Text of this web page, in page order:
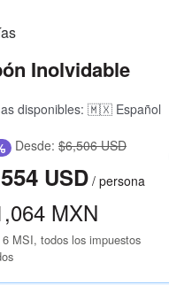
Inolvidable
disponibles: 🇲🇽 Español
Desde: $6,506 USD
USD / persona
MXN
6 MSI, todos los impuestos